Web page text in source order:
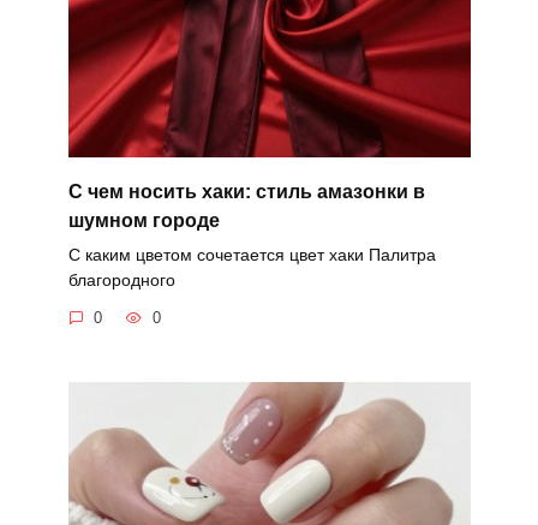
С чем носить хаки: стиль амазонки в
шумном городе
С каким цветом сочетается цвет хаки Палитра
благородного
0 0